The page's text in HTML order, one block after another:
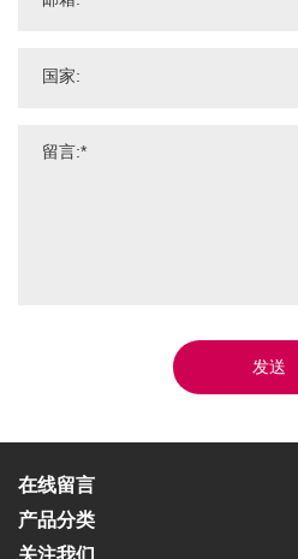
发送
在线留言
产品分类